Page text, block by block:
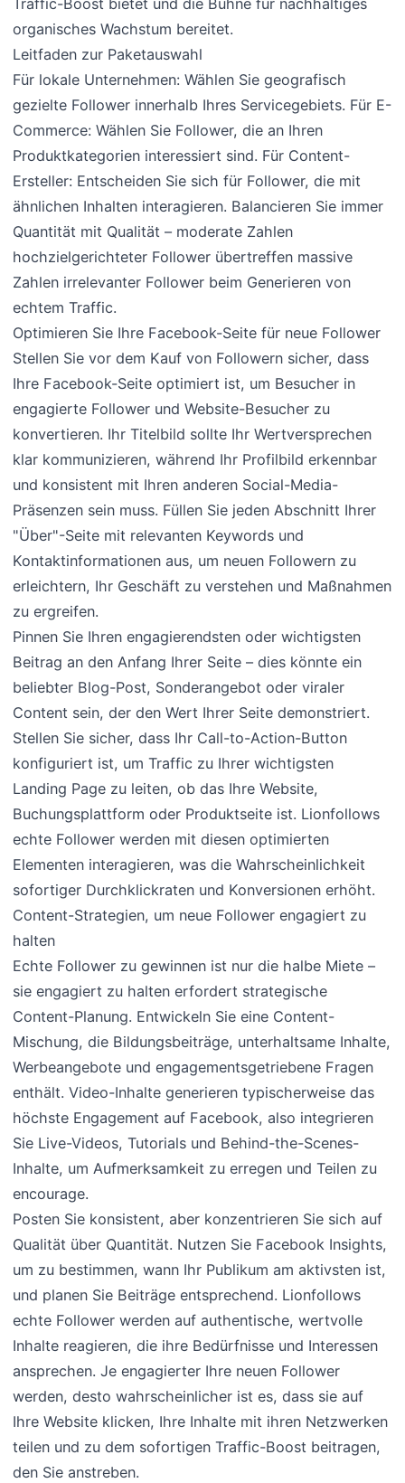
Traffic-Boost bietet und die Bühne für nachhaltiges
organisches Wachstum bereitet.
Leitfaden zur Paketauswahl
Für lokale Unternehmen: Wählen Sie geografisch
gezielte Follower innerhalb Ihres Servicegebiets. Für E-
Commerce: Wählen Sie Follower, die an Ihren
Produktkategorien interessiert sind. Für Content-
Ersteller: Entscheiden Sie sich für Follower, die mit
ähnlichen Inhalten interagieren. Balancieren Sie immer
Quantität mit Qualität – moderate Zahlen
hochzielgerichteter Follower übertreffen massive
Zahlen irrelevanter Follower beim Generieren von
echtem Traffic.
Optimieren Sie Ihre Facebook-Seite für neue Follower
Stellen Sie vor dem Kauf von Followern sicher, dass
Ihre Facebook-Seite optimiert ist, um Besucher in
engagierte Follower und Website-Besucher zu
konvertieren. Ihr Titelbild sollte Ihr Wertversprechen
klar kommunizieren, während Ihr Profilbild erkennbar
und konsistent mit Ihren anderen Social-Media-
Präsenzen sein muss. Füllen Sie jeden Abschnitt Ihrer
"Über"-Seite mit relevanten Keywords und
Kontaktinformationen aus, um neuen Followern zu
erleichtern, Ihr Geschäft zu verstehen und Maßnahmen
zu ergreifen.
Pinnen Sie Ihren engagierendsten oder wichtigsten
Beitrag an den Anfang Ihrer Seite – dies könnte ein
beliebter Blog-Post, Sonderangebot oder viraler
Content sein, der den Wert Ihrer Seite demonstriert.
Stellen Sie sicher, dass Ihr Call-to-Action-Button
konfiguriert ist, um Traffic zu Ihrer wichtigsten
Landing Page zu leiten, ob das Ihre Website,
Buchungsplattform oder Produktseite ist. Lionfollows
echte Follower werden mit diesen optimierten
Elementen interagieren, was die Wahrscheinlichkeit
sofortiger Durchklickraten und Konversionen erhöht.
Content-Strategien, um neue Follower engagiert zu
halten
Echte Follower zu gewinnen ist nur die halbe Miete –
sie engagiert zu halten erfordert strategische
Content-Planung. Entwickeln Sie eine Content-
Mischung, die Bildungsbeiträge, unterhaltsame Inhalte,
Werbeangebote und engagementsgetriebene Fragen
enthält. Video-Inhalte generieren typischerweise das
höchste Engagement auf Facebook, also integrieren
Sie Live-Videos, Tutorials und Behind-the-Scenes-
Inhalte, um Aufmerksamkeit zu erregen und Teilen zu
encourage.
Posten Sie konsistent, aber konzentrieren Sie sich auf
Qualität über Quantität. Nutzen Sie Facebook Insights,
um zu bestimmen, wann Ihr Publikum am aktivsten ist,
und planen Sie Beiträge entsprechend. Lionfollows
echte Follower werden auf authentische, wertvolle
Inhalte reagieren, die ihre Bedürfnisse und Interessen
ansprechen. Je engagierter Ihre neuen Follower
werden, desto wahrscheinlicher ist es, dass sie auf
Ihre Website klicken, Ihre Inhalte mit ihren Netzwerken
teilen und zu dem sofortigen Traffic-Boost beitragen,
den Sie anstreben.